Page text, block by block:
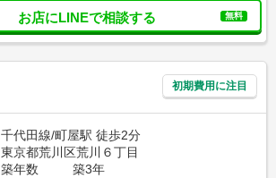
お店にLINEで相談する 無料
初期費用に注目
千代田線/町屋駅 徒歩2分
東京都荒川区荒川６丁目
築年数
築3年